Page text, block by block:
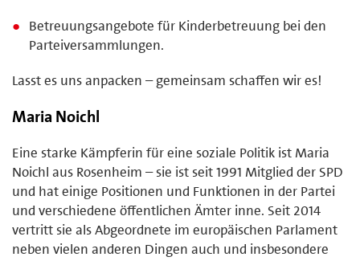
Betreuungsangebote für Kinderbetreuung bei den
Parteiversammlungen.
Lasst es uns anpacken – gemeinsam schaffen wir es!
Maria Noichl
Eine starke Kämpferin für eine soziale Politik ist Maria
Noichl aus Rosenheim – sie ist seit 1991 Mitglied der SPD
und hat einige Positionen und Funktionen in der Partei
und verschiedene öffentlichen Ämter inne. Seit 2014
vertritt sie als Abgeordnete im europäischen Parlament
neben vielen anderen Dingen auch und insbesondere